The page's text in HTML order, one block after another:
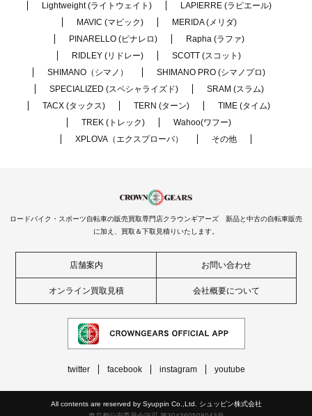
Lightweight (ライトウェイト)
LAPIERRE (ラピエール)
MAVIC (マビック)
MERIDA (メリダ)
PINARELLO (ピナレロ)
Rapha (ラファ)
RIDLEY (リドレー)
SCOTT (スコット)
SHIMANO（シマノ）
SHIMANO PRO (シマノプロ)
SPECIALIZED (スペシャライズド)
SRAM (スラム)
TACX (タックス)
TERN (ターン)
TIME (タイム)
TREK (トレック)
Wahoo(ワフー)
XPLOVA（エクスプローバ）
その他
ロードバイク・スポーツ自転車の販売買取専門店クラウンギアーズ 新品と中古の自転車販売
に加え、買取＆下取見積りいたします。
店舗案内 お問い合わせ
オンライン買取見積 会社概要について
twitter facebook instagram youtube
All contents are reserved by Syuppin Co.,Ltd. シュッピン株式会社